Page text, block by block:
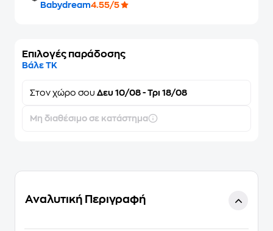
Babydream4.55/5
Επιλογές παράδοσης
Βάλε ΤΚ
Στον χώρο σου Δευ 10/08 - Τρι 18/08
Μη διαθέσιμο σε κατάστημα
Αναλυτική Περιγραφή